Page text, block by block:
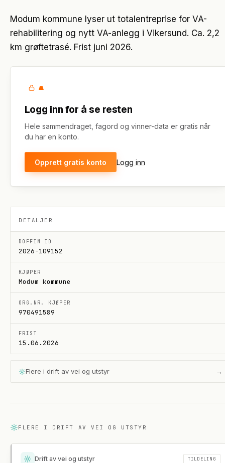
Modum kommune lyser ut totalentreprise for VA-
rehabilitering og nytt VA-anlegg i Vikersund. Ca. 2,2
km grøftetrasé. Frist juni 2026.
Logg inn for å se resten
Hele sammendraget, fagord og vinner-data er gratis når
du har en konto.
Opprett gratis konto Logg inn
DETALJER
DOFFIN ID
2026-109152
KJØPER
Modum kommune
ORG.NR. KJØPER
970491589
FRIST
15.06.2026
Flere i drift av vei og utstyr →
FLERE I DRIFT AV VEI OG UTSTYR
Drift av vei og utstyr TILDELING